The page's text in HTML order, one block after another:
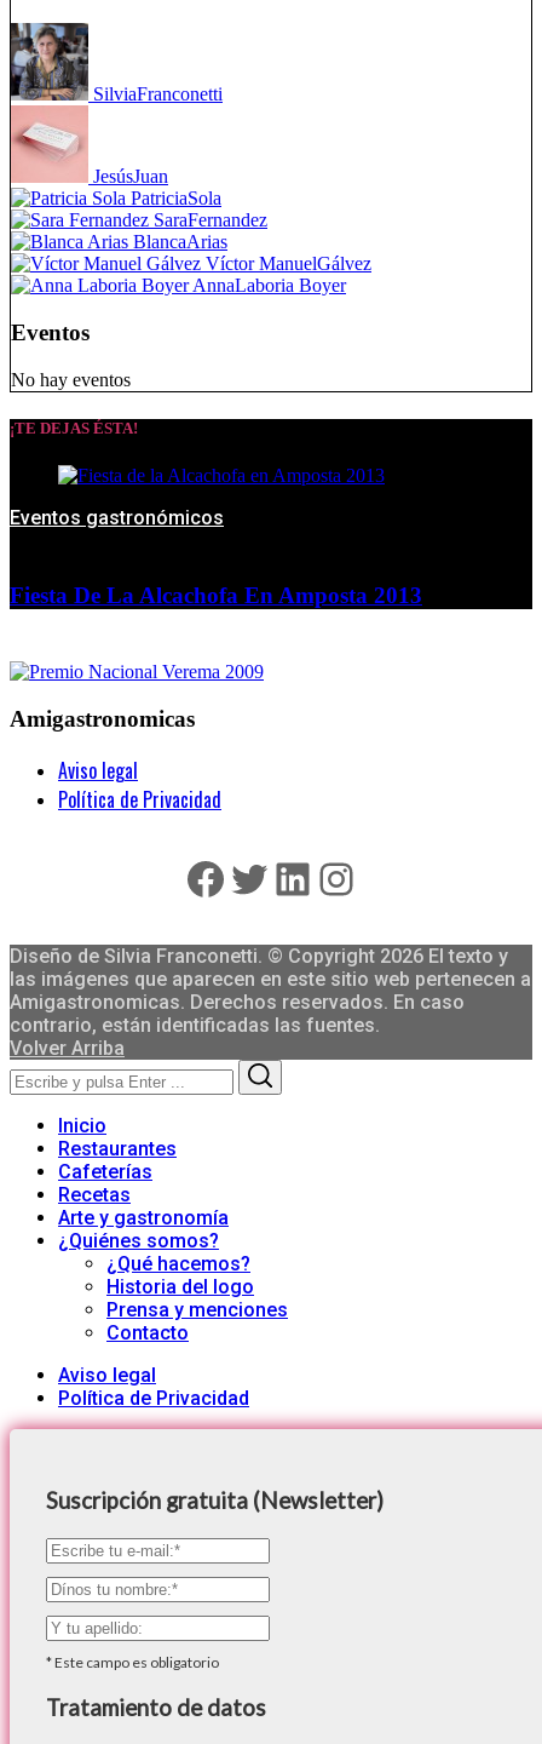
SilviaFranconetti
JesúsJuan
PatriciaSola
SaraFernandez
BlancaArias
Víctor ManuelGálvez
AnnaLaboria Boyer
Eventos
No hay eventos
¡TE DEJAS ÉSTA!
Eventos gastronómicos
Fiesta De La Alcachofa En Amposta 2013
Amigastronomicas
Aviso legal
Política de Privacidad
Facebook
Twitter
LinkedIn
Instagram
Diseño de Silvia Franconetti. © Copyright 2026 El texto y
las imágenes que aparecen en este sitio web pertenecen a
Amigastronomicas. Derechos reservados. En caso
contrario, están identificadas las fuentes.
Volver Arriba
Search
for:
Inicio
Restaurantes
Cafeterías
Recetas
Arte y gastronomía
¿Quiénes somos?
¿Qué hacemos?
Historia del logo
Prensa y menciones
Contacto
Aviso legal
Política de Privacidad
Suscripción gratuita (Newsletter)
*Este campo es obligatorio
Tratamiento de datos